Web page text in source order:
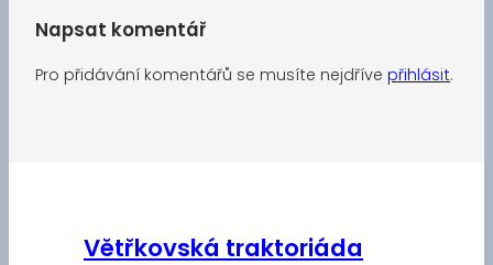
Napsat komentář
Pro přidávání komentářů se musíte nejdříve přihlásit.
Větřkovská traktoriáda